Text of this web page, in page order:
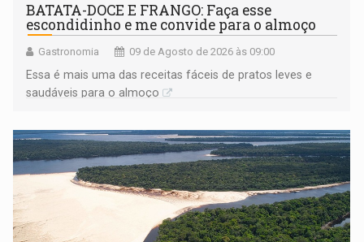
BATATA-DOCE E FRANGO: Faça esse
escondidinho e me convide para o almoço
Gastronomia 09 de Agosto de 2026 às 09:00
Essa é mais uma das receitas fáceis de pratos leves e
saudáveis para o almoço